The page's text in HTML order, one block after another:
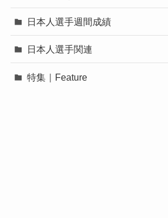
日本人選手週間成績
日本人選手関連
特集｜Feature